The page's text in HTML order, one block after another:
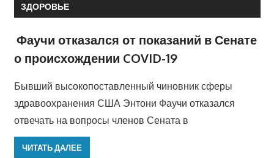
ЗДОРОВЬЕ
Фаучи отказался от показаний в Сенате
о происхождении COVID-19
Бывший высокопоставленный чиновник сферы
здравоохранения США Энтони Фаучи отказался
отвечать на вопросы членов Сената в
ЧИТАТЬ ДАЛЕЕ